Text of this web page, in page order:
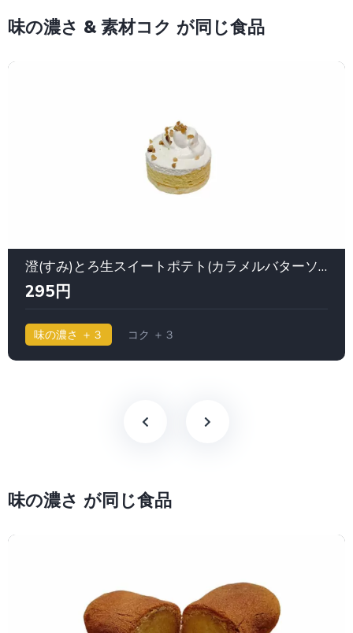
味の濃さ & 素材コク が同じ食品
澄(すみ)とろ生スイートポテト(カラメルバターソース入り) Uchi Café Spécialité｜ローソン
295円
味の濃さ ＋３ コク ＋３
味の濃さ が同じ食品